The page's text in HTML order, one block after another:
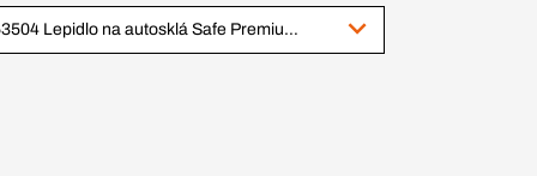
363504 Lepidlo na autosklá Safe Premium, 310 ml kartuša